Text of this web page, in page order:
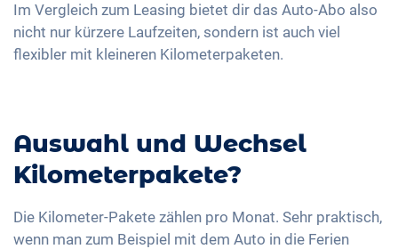
Im Vergleich zum Leasing bietet dir das Auto-Abo also
nicht nur kürzere Laufzeiten, sondern ist auch viel
flexibler mit kleineren Kilometerpaketen.
Auswahl und Wechsel
Kilometerpakete?
Die Kilometer-Pakete zählen pro Monat. Sehr praktisch,
wenn man zum Beispiel mit dem Auto in die Ferien